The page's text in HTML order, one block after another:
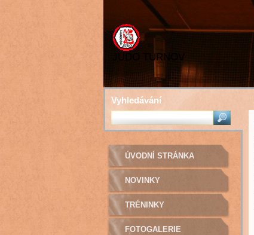
JUDO TURNOV
ÚVODNÍ STRÁNKA
NOVINKY
TRÉNINKY
FOTOGALERIE
Vyhledávání